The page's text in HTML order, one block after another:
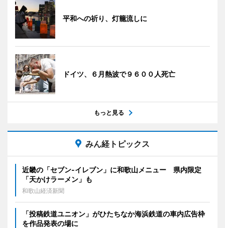
平和への祈り、灯籠流しに
ドイツ、６月熱波で９６００人死亡
もっと見る
みん経トピックス
近畿の「セブン-イレブン」に和歌山メニュー 県内限定
「天かけラーメン」も
和歌山経済新聞
「投稿鉄道ユニオン」がひたちなか海浜鉄道の車内広告枠
を作品発表の場に